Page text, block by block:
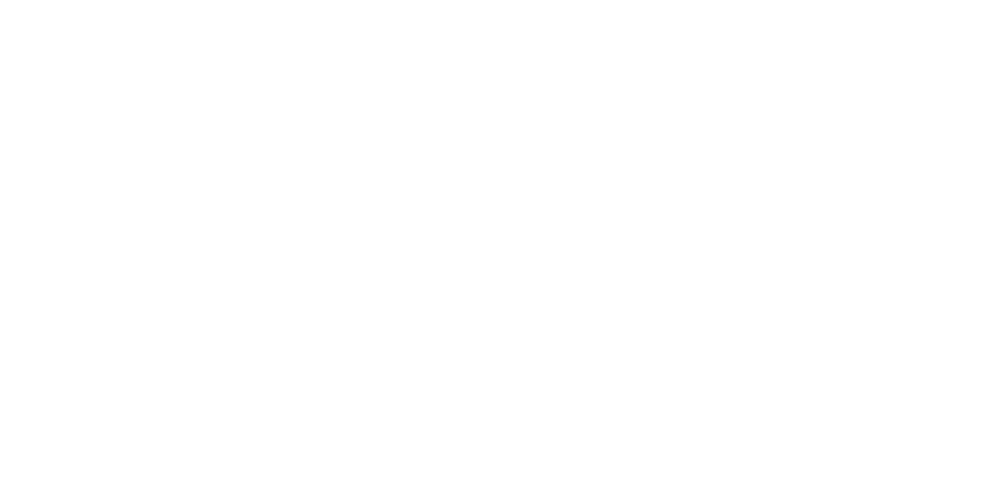
trong hộp đựng cơm Zojirushi (Nguồn ảnh: internet)
trì nhiệt độ thức ăn trong khoảng
thuộc vào môi trường bên ngoài.
giữ nhiệt – lĩnh vực Zojirushi có bề dày kinh nghiệm nhất.
nhiệt Zojirushi phổ biến tại Việt Nam
dòng hộp cơm giữ nhiệt chính, mỗi dòng hướng đến nhóm người dùng khác nhau về nhu cầu
nhất, linh hoạt nhất
trong danh mục của Zojirushi, phù hợp với thói quen ăn uống của người Việt: cơm kèm một món